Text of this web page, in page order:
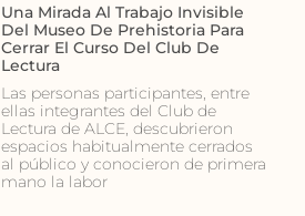
Una Mirada Al Trabajo Invisible
Del Museo De Prehistoria Para
Cerrar El Curso Del Club De
Lectura
Las personas participantes, entre
ellas integrantes del Club de
Lectura de ALCE, descubrieron
espacios habitualmente cerrados
al público y conocieron de primera
mano la labor